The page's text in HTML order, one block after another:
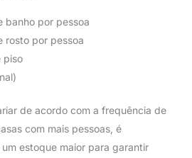
banho por pessoa
rosto por pessoa
piso
de acordo com a frequência de
com mais pessoas, é
estoque maior para garantir